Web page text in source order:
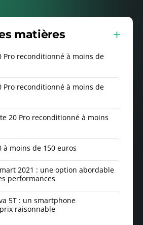
matières
Pro reconditionné à moins de
Pro reconditionné à moins de
20 Pro reconditionné à moins
à moins de 150 euros
2021 : une option abordable
performances
5T : un smartphone
raisonnable